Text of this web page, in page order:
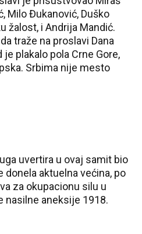
Milo Đukanović, Duško
žalost, i Andrija Mandić.
traže na proslavi Dana
plakalo pola Crne Gore,
Srbima nije mesto
uvertira u ovaj samit bio
aktuelna većina, po
za okupacionu silu u
nasilne aneksije 1918.